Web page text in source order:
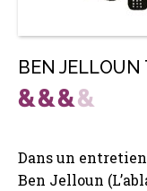
BEN JELLOUN
Dans un
Ben Jelloun